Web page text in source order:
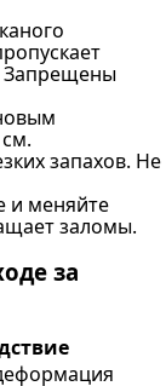
Запрещены
запахов. Не
и меняйте
заломы.
за